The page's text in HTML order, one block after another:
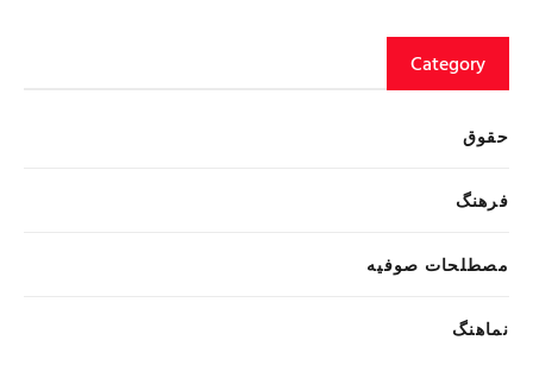
Category
حقوق
فرهنگ
مصطلحات صوفیه
نماهنگ